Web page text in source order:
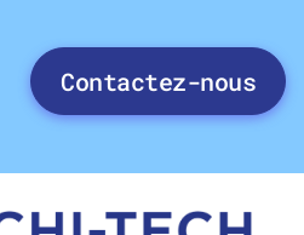
Contactez-nous